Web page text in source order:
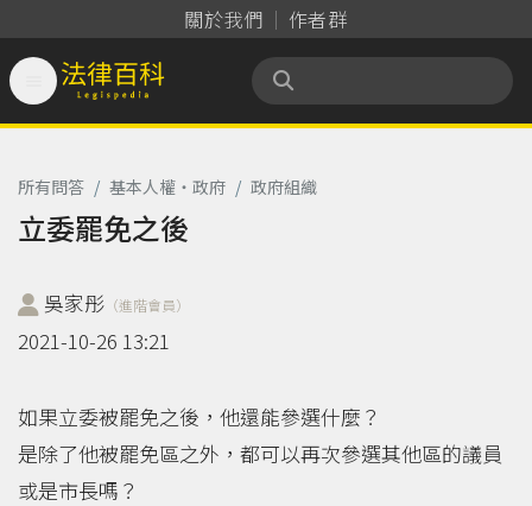
關於我們 作者群
法律百科 Legispedia
所有問答 / 基本人權‧政府 / 政府組織
立委罷免之後
吳家彤 （進階會員）
2021-10-26 13:21
如果立委被罷免之後，他還能參選什麼？
是除了他被罷免區之外，都可以再次參選其他區的議員
或是市長嗎？